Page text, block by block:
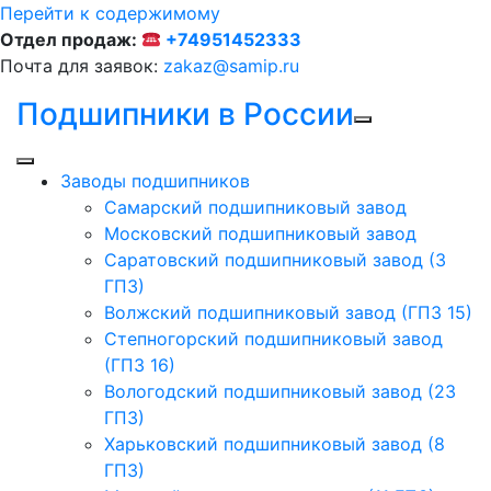
Перейти к содержимому
Отдел продаж:
+74951452333
Почта для заявок: zakaz@samip.ru
Подшипники в России
Заводы подшипников
Cамарский подшипниковый завод
Московский подшипниковый завод
Саратовский подшипниковый завод (3
ГПЗ)
Волжский подшипниковый завод (ГПЗ 15)
Степногорский подшипниковый завод
(ГПЗ 16)
Вологодский подшипниковый завод (23
ГПЗ)
Харьковский подшипниковый завод (8
ГПЗ)